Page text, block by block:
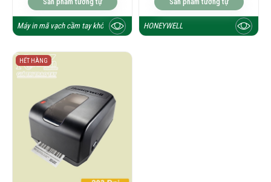
Máy in mã vạch cầm tay không dây HONEYWELL
HẾT HÀNG